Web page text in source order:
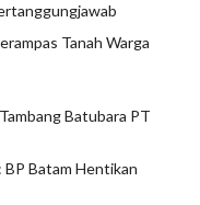
Tanah Warga
Batubara PT
BP Batam Hentikan